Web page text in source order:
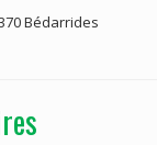
Bédarrides